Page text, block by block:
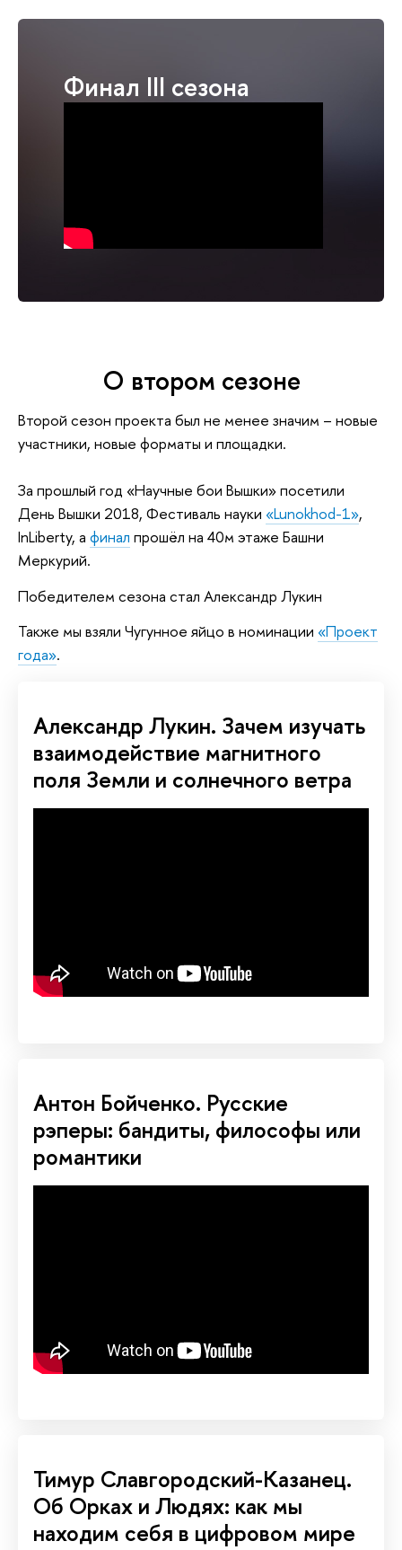
Финал III сезона
О втором сезоне
Второй сезон проекта был не менее значим – новые
участники, новые форматы и площадки.
За прошлый год «Научные бои Вышки» посетили
День Вышки 2018, Фестиваль науки «Lunokhod-1»,
InLiberty, а финал прошёл на 40м этаже Башни
Меркурий.
Победителем сезона стал Александр Лукин
Также мы взяли Чугунное яйцо в номинации «Проект
года».
Александр Лукин. Зачем изучать
взаимодействие магнитного
поля Земли и солнечного ветра
Антон Бойченко. Русские
рэперы: бандиты, философы или
романтики
Тимур Славгородский-Казанец.
Об Орках и Людях: как мы
находим себя в цифровом мире